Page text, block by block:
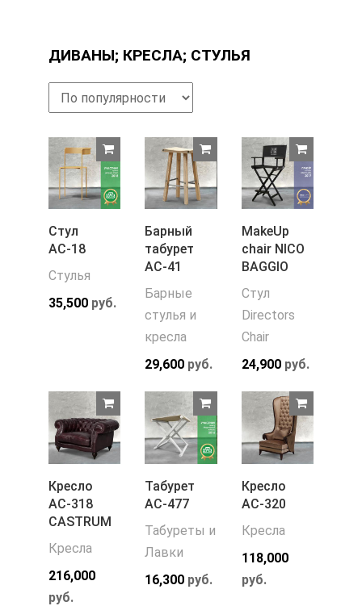
ДИВАНЫ; КРЕСЛА; СТУЛЬЯ
Стул
АС-18
Стулья
35,500 руб.
Барный
табурет
АС-41
Барные
стулья и
кресла
29,600 руб.
MakeUp
chair NICO
BAGGIO
Стул
Directors
Chair
24,900руб.
Кресло
АС-318
CASTRUM
Кресла
216,000
руб.
Табурет
АС-477
Табуреты и
Лавки
16,300 руб.
Кресло
АС-320
Кресла
118,000
руб.